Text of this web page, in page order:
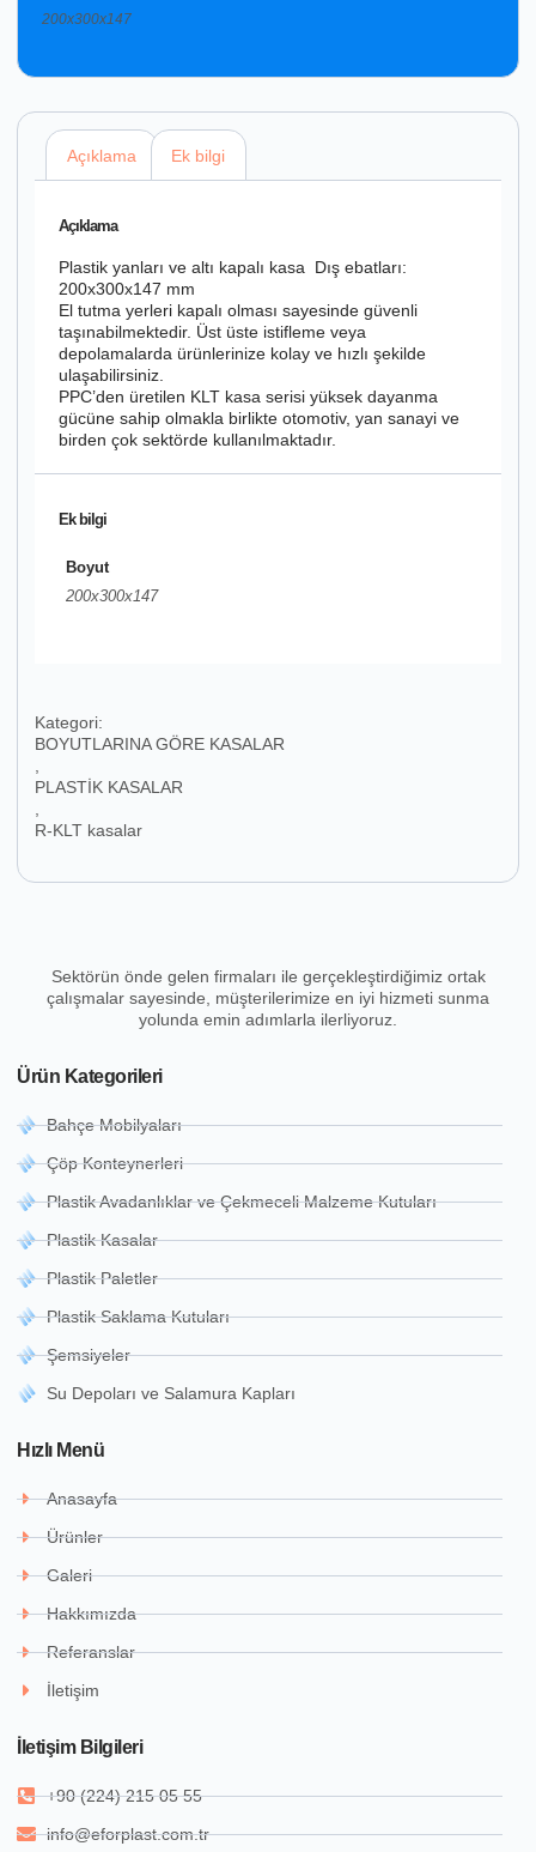
200x300x147
Açıklama Ek bilgi
Açıklama
Plastik yanları ve altı kapalı kasa Dış ebatları:
200x300x147 mm
El tutma yerleri kapalı olması sayesinde güvenli
taşınabilmektedir. Üst üste istifleme veya
depolamalarda ürünlerinize kolay ve hızlı şekilde
ulaşabilirsiniz.
PPC’den üretilen KLT kasa serisi yüksek dayanma
gücüne sahip olmakla birlikte otomotiv, yan sanayi ve
birden çok sektörde kullanılmaktadır.
Ek bilgi
Boyut
200x300x147
Kategori:
BOYUTLARINA GÖRE KASALAR
PLASTİK KASALAR
R-KLT kasalar
Sektörün önde gelen firmaları ile gerçekleştirdiğimiz ortak
çalışmalar sayesinde, müşterilerimize en iyi hizmeti sunma
yolunda emin adımlarla ilerliyoruz.
Ürün Kategorileri
Bahçe Mobilyaları
Çöp Konteynerleri
Plastik Avadanlıklar ve Çekmeceli Malzeme Kutuları
Plastik Kasalar
Plastik Paletler
Plastik Saklama Kutuları
Şemsiyeler
Su Depoları ve Salamura Kapları
Hızlı Menü
Anasayfa
Ürünler
Galeri
Hakkımızda
Referanslar
İletişim
İletişim Bilgileri
+90 (224) 215 05 55
info@eforplast.com.tr